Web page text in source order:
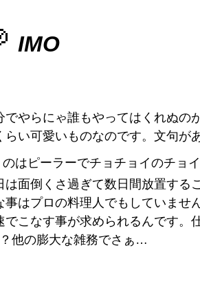
IMO
やらにゃ誰もやってはくれぬの
い可愛いものなのです。文句が
はピーラーでチョチョイのチョ
面倒くさ過ぎて数日間放置する
はプロの料理人でもしていませ
こなす事が求められるんです。
他の膨大な雑務でさぁ…